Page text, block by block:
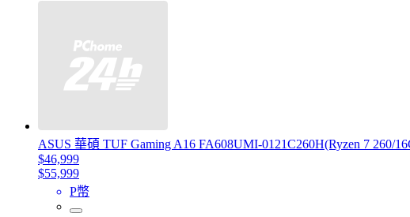
ASUS 華碩 TUF Gaming A16 FA608UMI-0121C260H(Ryzen 7 260/
$46,999
$55,999
P幣